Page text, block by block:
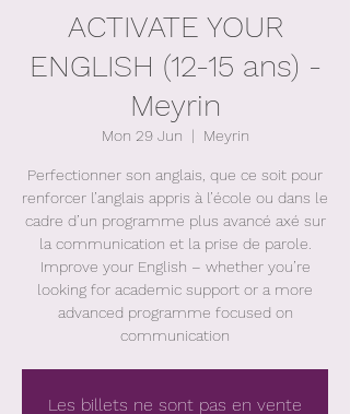
ACTIVATE YOUR
ENGLISH (12-15 ans) -
Meyrin
Mon 29 Jun
  |
Meyrin
Perfectionner son anglais, que ce soit pour
renforcer l’anglais appris à l’école ou dans le
cadre d’un programme plus avancé axé sur
la communication et la prise de parole.
Improve your English – whether you’re
looking for academic support or a more
advanced programme focused on
communication
Les billets ne sont pas en vente